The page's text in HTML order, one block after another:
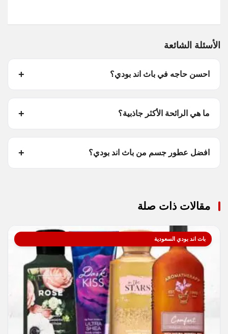
الأسئلة الشائعة
احسن حاجه في باث اند بودي؟
ما هي الرائحة الأكثر جاذبية؟
افضل عطور جسم من باث اند بودي؟
مقالات ذات صلة
باث اند بودي السعودية